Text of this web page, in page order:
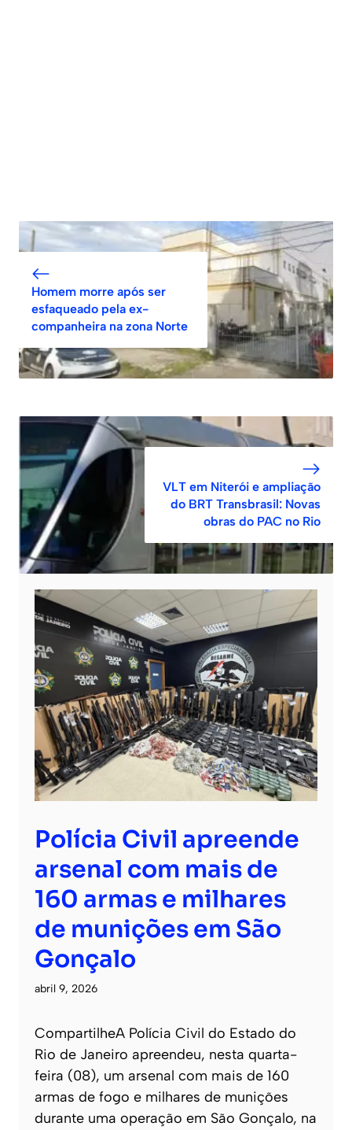
Homem morre após ser
esfaqueado pela ex-
companheira na zona Norte
VLT em Niterói e ampliação
do BRT Transbrasil: Novas
obras do PAC no Rio
Polícia Civil apreende
arsenal com mais de
160 armas e milhares
de munições em São
Gonçalo
abril 9, 2026
CompartilheA Polícia Civil do Estado do
Rio de Janeiro apreendeu, nesta quarta-
feira (08), um arsenal com mais de 160
armas de fogo e milhares de munições
durante uma operação em São Gonçalo, na